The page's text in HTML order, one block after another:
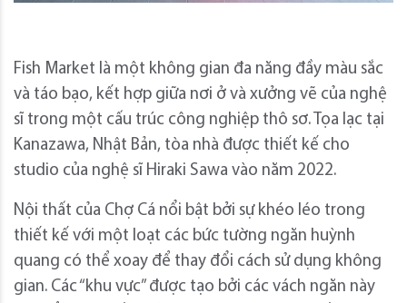
Fish Market là một không gian đa năng đầy màu sắc
và táo bạo, kết hợp giữa nơi ở và xưởng vẽ của nghệ
sĩ trong một cấu trúc công nghiệp thô sơ. Tọa lạc tại
Kanazawa, Nhật Bản, tòa nhà được thiết kế cho
studio của nghệ sĩ Hiraki Sawa vào năm 2022.
Nội thất của Chợ Cá nổi bật bởi sự khéo léo trong
thiết kế với một loạt các bức tường ngăn huỳnh
quang có thể xoay để thay đổi cách sử dụng không
gian. Các “khu vực” được tạo bởi các vách ngăn này